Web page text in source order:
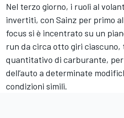
Nel terzo giorno, i ruoli al
invertiti, con Sainz per primo
focus si è incentrato su un
run da circa otto giri
quantitativo di carburante,
dell’auto a determinate
condizioni simili.